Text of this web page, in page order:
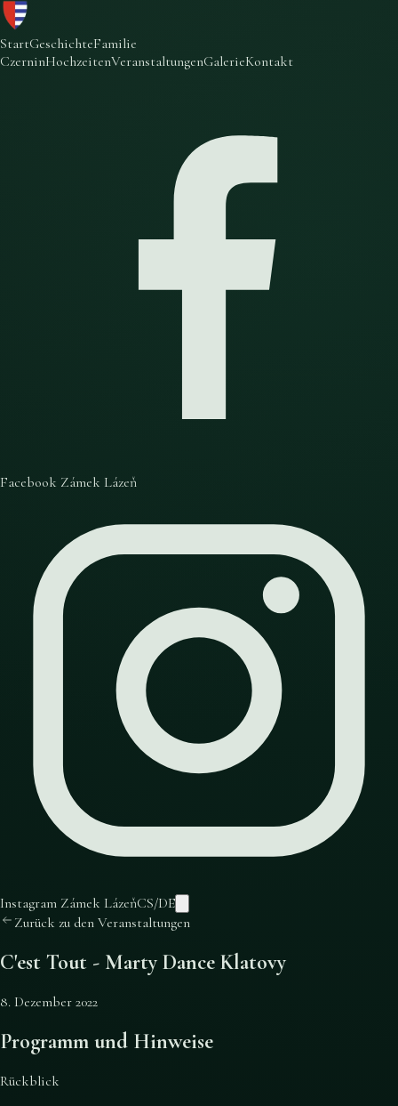
StartGeschichteFamilie
CzerninHochzeitenVeranstaltungenGalerieKontakt
Facebook Zámek Lázeň
Instagram Zámek LázeňCS/DE
Zurück zu den Veranstaltungen
C'est Tout - Marty Dance Klatovy
8. Dezember 2022
Programm und Hinweise
Rückblick